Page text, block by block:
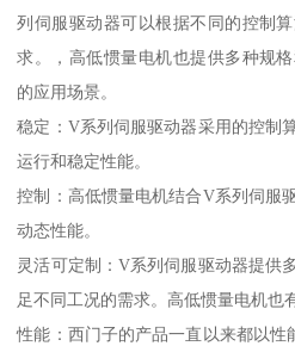
列伺服驱动器可以根据不同的控制
求。，高低惯量电机也提供多种规
的应用场景。
稳定：V系列伺服驱动器采用的控制
运行和稳定性能。
控制：高低惯量电机结合V系列伺服
动态性能。
灵活可定制：V系列伺服驱动器提供
足不同工况的需求。高低惯量电机也
性能：西门子的产品一直以来都以